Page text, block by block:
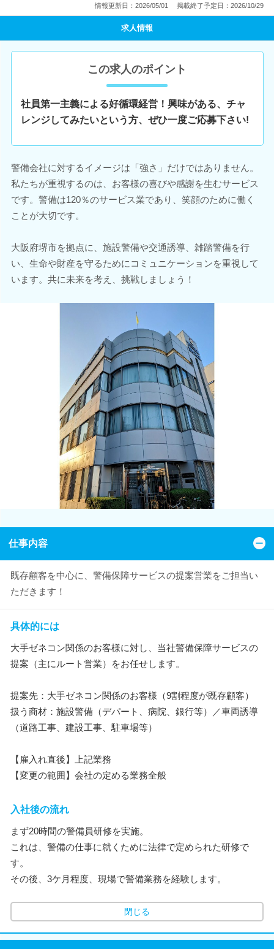
情報更新日：2026/05/01 掲載終了予定日：2026/10/29
求人情報
この求人のポイント
社員第一主義による好循環経営！興味がある、チャ
レンジしてみたいという方、ぜひ一度ご応募下さい!
警備会社に対するイメージは「強さ」だけではありません。
私たちが重視するのは、お客様の喜びや感謝を生むサービス
です。警備は120％のサービス業であり、笑顔のために働く
ことが大切です。
大阪府堺市を拠点に、施設警備や交通誘導、雑踏警備を行
い、生命や財産を守るためにコミュニケーションを重視して
います。共に未来を考え、挑戦しましょう！
仕事内容
既存顧客を中心に、警備保障サービスの提案営業をご担当い
ただきます！
具体的には
大手ゼネコン関係のお客様に対し、当社警備保障サービスの
提案（主にルート営業）をお任せします。
提案先：大手ゼネコン関係のお客様（9割程度が既存顧客）
扱う商材：施設警備（デパート、病院、銀行等）／車両誘導
（道路工事、建設工事、駐車場等）
【雇入れ直後】上記業務
【変更の範囲】会社の定める業務全般
入社後の流れ
まず20時間の警備員研修を実施。
これは、警備の仕事に就くために法律で定められた研修で
す。
その後、3ケ月程度、現場で警備業務を経験します。
閉じる